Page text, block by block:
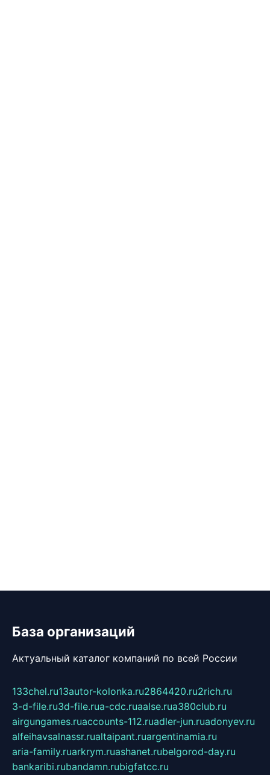
База организаций
Актуальный каталог компаний по всей России
133chel.ru13autor-kolonka.ru2864420.ru2rich.ru
3-d-file.ru3d-file.rua-cdc.ruaalse.rua380club.ru
airgungames.ruaccounts-112.ruadler-jun.ruadonyev.ru
alfeihavsalnassr.rualtaipant.ruargentinamia.ru
aria-family.ruarkrym.ruashanet.rubelgorod-day.ru
bankaribi.rubandamn.rubigfatcc.ru